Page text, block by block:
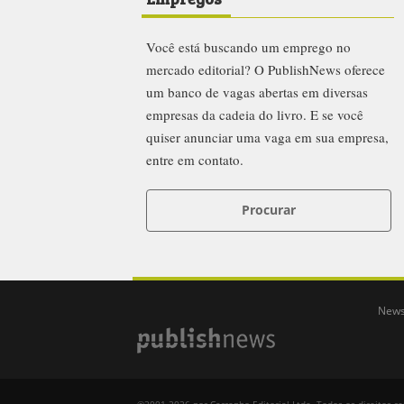
Você está buscando um emprego no
mercado editorial? O PublishNews oferece
um banco de vagas abertas em diversas
empresas da cadeia do livro. E se você
quiser anunciar uma vaga em sua empresa,
entre em contato.
Procurar